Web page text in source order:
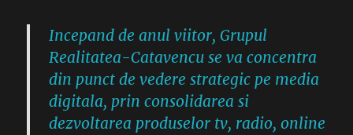
Incepand de anul viitor, Grupul
Realitatea-Catavencu se va concentra
din punct de vedere strategic pe media
digitala, prin consolidarea si
dezvoltarea produselor tv, radio, online